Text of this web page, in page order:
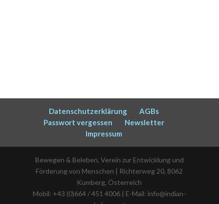
Datenschutzerklärung
AGBs
Passwort vergessen
Newsletter
Impressum
Bewegen & Beleben, Verein zur Entwicklung und
Förderung von Menschen | Richterweg 20, 8062
Kumberg, Österreich
Mobil: +43 (0)664 / 451 4006 | E-Mail: info@indian-